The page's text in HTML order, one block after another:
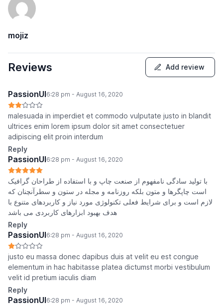
mojiz
Reviews Add review
PassionUI6:28 pm - August 16, 2020
malesuada in imperdiet et commodo vulputate justo in blandit
ultrices enim lorem ipsum dolor sit amet consectetuer
adipiscing elit proin interdum
Reply
PassionUI6:28 pm - August 16, 2020
با تولید سادگی نامفهوم از صنعت چاپ و با استفاده از طراحان گرافیک
است چاپگرها و متون بلکه روزنامه و مجله در ستون و سطرآنچنان که
لازم است و برای شرایط فعلی تکنولوژی مورد نیاز و کاربردهای متنوع با
هدف بهبود ابزارهای کاربردی می باشد
Reply
PassionUI6:28 pm - August 16, 2020
justo eu massa donec dapibus duis at velit eu est congue
elementum in hac habitasse platea dictumst morbi vestibulum
velit id pretium iaculis diam
Reply
PassionUI6:28 pm - August 16, 2020